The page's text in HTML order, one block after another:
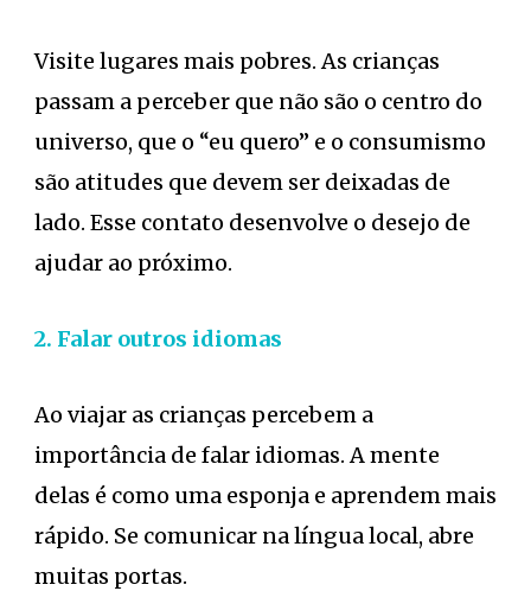
Visite lugares mais pobres. As crianças
passam a perceber que não são o centro do
universo, que o “eu quero” e o consumismo
são atitudes que devem ser deixadas de
lado. Esse contato desenvolve o desejo de
ajudar ao próximo.
2. Falar outros idiomas
Ao viajar as crianças percebem a
importância de falar idiomas. A mente
delas é como uma esponja e aprendem mais
rápido. Se comunicar na língua local, abre
muitas portas.